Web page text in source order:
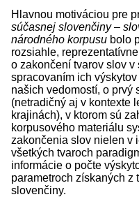
Hlavnou motiváciou pre
súčasnej slovenčiny –
národného korpusu bolo
rozsiahle,
o zakončení tvarov slov
spracovaním ich
našich vedomostí, o prvý
(netradičný aj v kontexte
krajinách), v ktorom sú
korpusového materiálu
zakončenia slov nielen v
všetkých tvaroch
informácie o počte
parametroch získaných z
slovenčiny.